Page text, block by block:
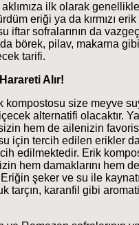
ilk olarak
eriği ya da kırmızı
iftar sofralarının da
da börek, pilav, makarna
tarifi.
Alır!
kompostosu size meyve
alternatifi olacaktır.
hem de ailenizin
için tercih edilen erikler
edilmektedir. Erik
hem damaklarını hem
şeker ve su ile
tarçın, karanfil gibi